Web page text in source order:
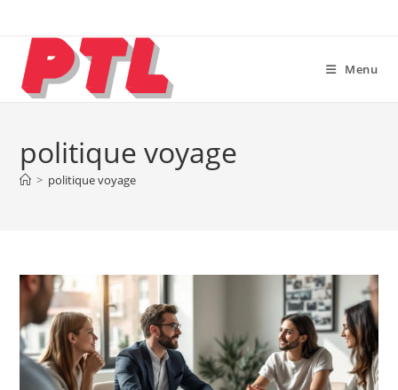
content
Menu
politique voyage
> politique voyage